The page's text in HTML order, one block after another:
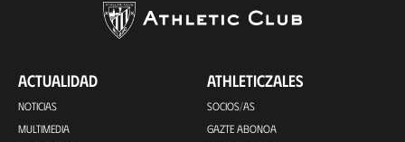
ACTUALIDAD
NOTICIAS
MULTIMEDIA
ATHLETICZALES
SOCIOS/AS
GAZTE ABONOA